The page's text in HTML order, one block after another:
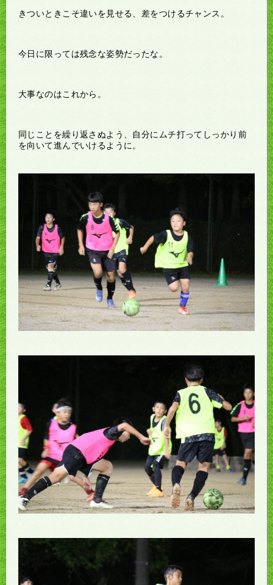
きついときこそ違いを見せる、差をつけるチャンス。
今日に限っては残念な姿勢だったな。
大事なのはこれから。
同じことを繰り返さぬよう、自分にムチ打ってしっかり前
を向いて進んでいけるように。